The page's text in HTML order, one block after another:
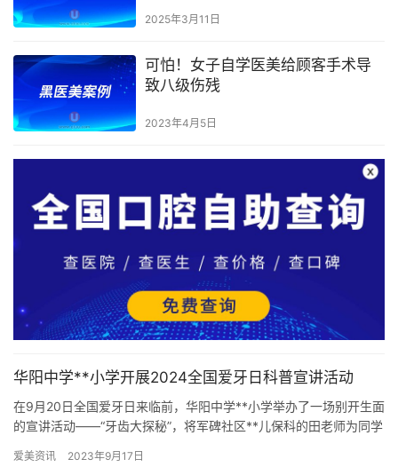
2025年3月11日
可怕！女子自学医美给顾客手术导
致八级伤残
2023年4月5日
华阳中学**小学开展2024全国爱牙日科普宣讲活动
在9月20日全国爱牙日来临前，华阳中学**小学举办了一场别开生面
的宣讲活动——“牙齿大探秘”，将军碑社区**儿保科的田老师为同学
爱美资讯 2023年9月17日